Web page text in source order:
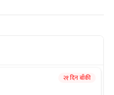
२१ दिन बाँकी